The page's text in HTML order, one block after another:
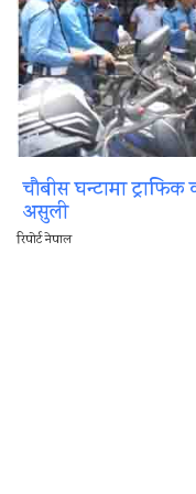
चौबीस घन्टामा
असुली
रिपोर्ट नेपाल